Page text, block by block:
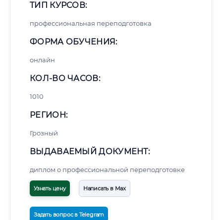
ТИП КУРСОВ:
профессиональная переподготовка
ФОРМА ОБУЧЕНИЯ:
онлайн
КОЛ-ВО ЧАСОВ:
1010
РЕГИОН:
Грозный
ВЫДАВАЕМЫЙ ДОКУМЕНТ:
диплом о профессиональной переподготовке
Узнать цену Написать в Max
Задать вопрос в Telegram